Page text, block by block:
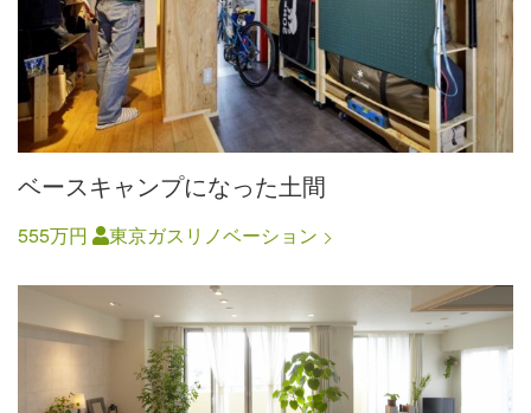
ベースキャンプになった土間
555万円 東京ガスリノベーション